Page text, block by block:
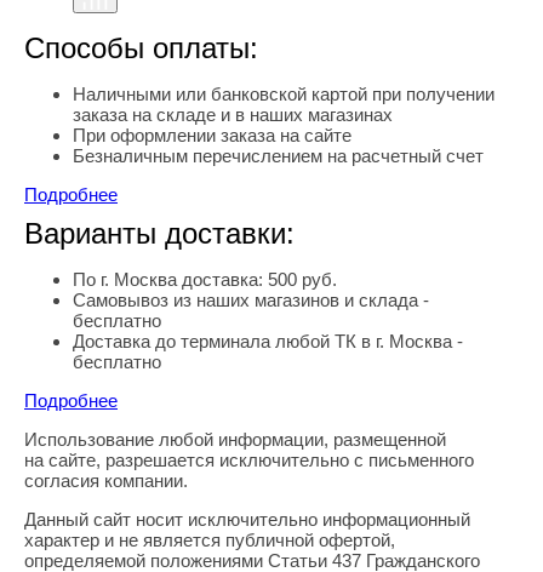
Способы оплаты:
Наличными или банковской картой при получении
заказа на складе и в наших магазинах
При оформлении заказа на сайте
Безналичным перечислением на расчетный счет
Подробнее
Варианты доставки:
По г. Москва доставка: 500 руб.
Самовывоз из наших магазинов и склада -
бесплатно
Доставка до терминала любой ТК в г. Москва -
бесплатно
Подробнее
Правовая информация
Использование любой информации, размещенной
на сайте, разрешается исключительно с письменного
согласия компании.
Данный сайт носит исключительно информационный
характер и не является публичной офертой,
определяемой положениями Статьи 437 Гражданского